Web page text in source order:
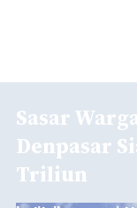
Sasar
Denpasar
Triliun